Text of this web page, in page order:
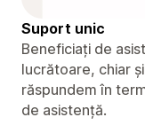
Suport unic
Beneficiați de
lucrătoare, chiar
răspundem în
de asistență.